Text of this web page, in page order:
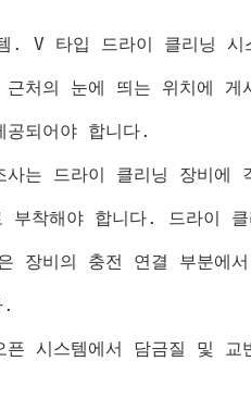
. V 타입 드라이 클리닝
처의 눈에 띄는 위치에 게
되어야 합니다.
사는 드라이 클리닝 장비에
부착해야 합니다. 드라이
장비의 충전 연결 부분에
.
픈 시스템에서 담금질 및